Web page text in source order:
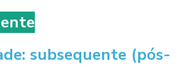
subsequente (pós-